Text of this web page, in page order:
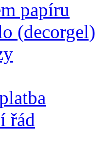
papíru
(decorgel)
řád